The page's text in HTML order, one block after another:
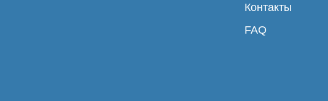
Контакты
FAQ